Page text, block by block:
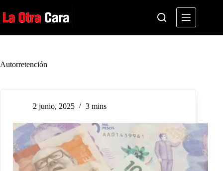
al
contenido
Autorretención
2 junio, 2025 3 mins